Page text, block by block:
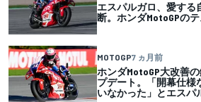
エスパルガロ、愛する
断。ホンダMotoGPの
MOTOGP7 ヵ月前
ホンダMotoGP大改善
プデート。「開幕仕様
いなかった」とエスパ